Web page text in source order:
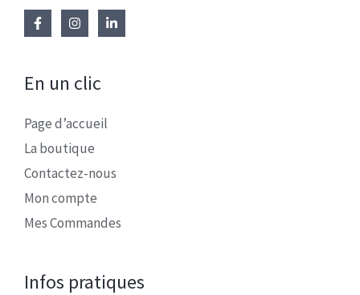
En un clic
Page d’accueil
La boutique
Contactez-nous
Mon compte
Mes Commandes
Infos pratiques